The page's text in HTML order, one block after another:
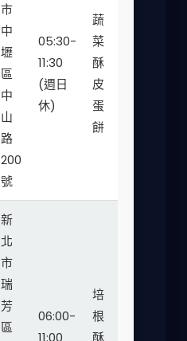
市
中
壢
區
中
山
路
200
號
05:30-
11:30
(週日
休)
蔬
菜
酥
皮
蛋
餅
新
北
市
瑞
芳
區
06:00-
11:00
培
根
酥